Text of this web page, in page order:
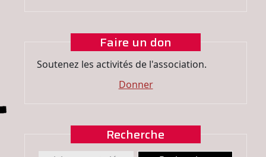
Faire un don
Soutenez les activités de l'association.
Donner
Recherche